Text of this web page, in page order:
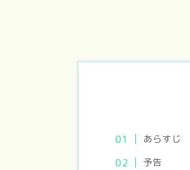
あらすじ
予告